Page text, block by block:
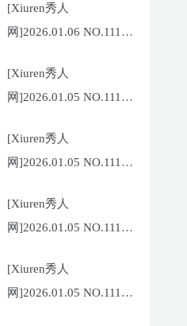
[Xiuren秀人
网]2026.01.06 NO.11197
_Renee@[69P/755.32MB]
[Xiuren秀人
网]2026.01.05 NO.11195
[Xiuren秀人
网]2026.01.05 NO.11194
er[67P/671.86MB]
[Xiuren秀人
网]2026.01.05 NO.11191
Bella[69P/586.39MB]
[Xiuren秀人
网]2026.01.05 NO.11193